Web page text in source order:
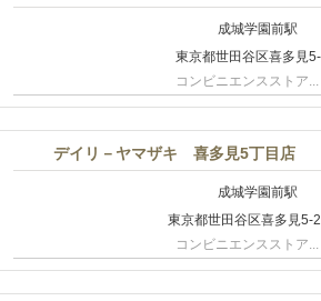
成城学園前駅
東京都世田谷区喜多見
コンビニエンスストア...
デイリ－ヤマザキ 喜多見5丁目店
成城学園前駅
東京都世田谷区喜多見5-
コンビニエンスストア...